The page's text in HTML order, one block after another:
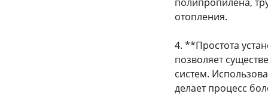
отопления.
4. **Простота
позволяет
систем.
делает процесс